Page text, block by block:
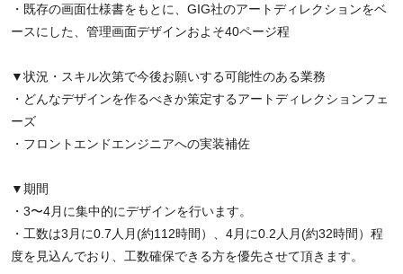
・既存の画面仕様書をもとに、GIG社のアートディレクションをベ
ースにした、管理画面デザインおよそ40ページ程
▼状況・スキル次第で今後お願いする可能性のある業務
・どんなデザインを作るべきか策定するアートディレクションフェ
ーズ
・フロントエンドエンジニアへの実装補佐
▼期間
・3〜4月に集中的にデザインを行います。
・工数は3月に0.7人月(約112時間）、4月に0.2人月(約32時間）程
度を見込んでおり、工数確保できる方を優先させて頂きます。